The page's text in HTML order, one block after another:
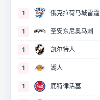
1 俄克拉荷马城雷霆
1 圣安东尼奥马刺
1 凯尔特人
1 湖人
1 底特律活塞